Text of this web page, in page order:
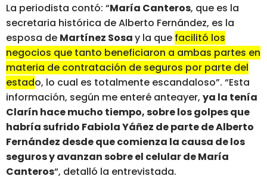
La periodista contó: “María Canteros, que es la
secretaria histórica de Alberto Fernández, es la
esposa de Martínez Sosay la que facilitó los
negocios que tanto beneficiaron a ambas partes en
materia de contratación de seguros por parte del
estado, lo cual es totalmente escandaloso”. “Esta
información, según me enteré anteayer, ya la tenía
Clarín hace mucho tiempo, sobre los golpes que
habría sufrido Fabiola Yáñez de parte de Alberto
Fernández desde que comienza la causa de los
seguros y avanzan sobre el celular de María
Canteros“, detalló la entrevistada.